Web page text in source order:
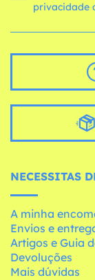
privacidade
NECESSITAS
A minha
Envios e
Artigos e Guia
Devoluções
Mais dúvidas